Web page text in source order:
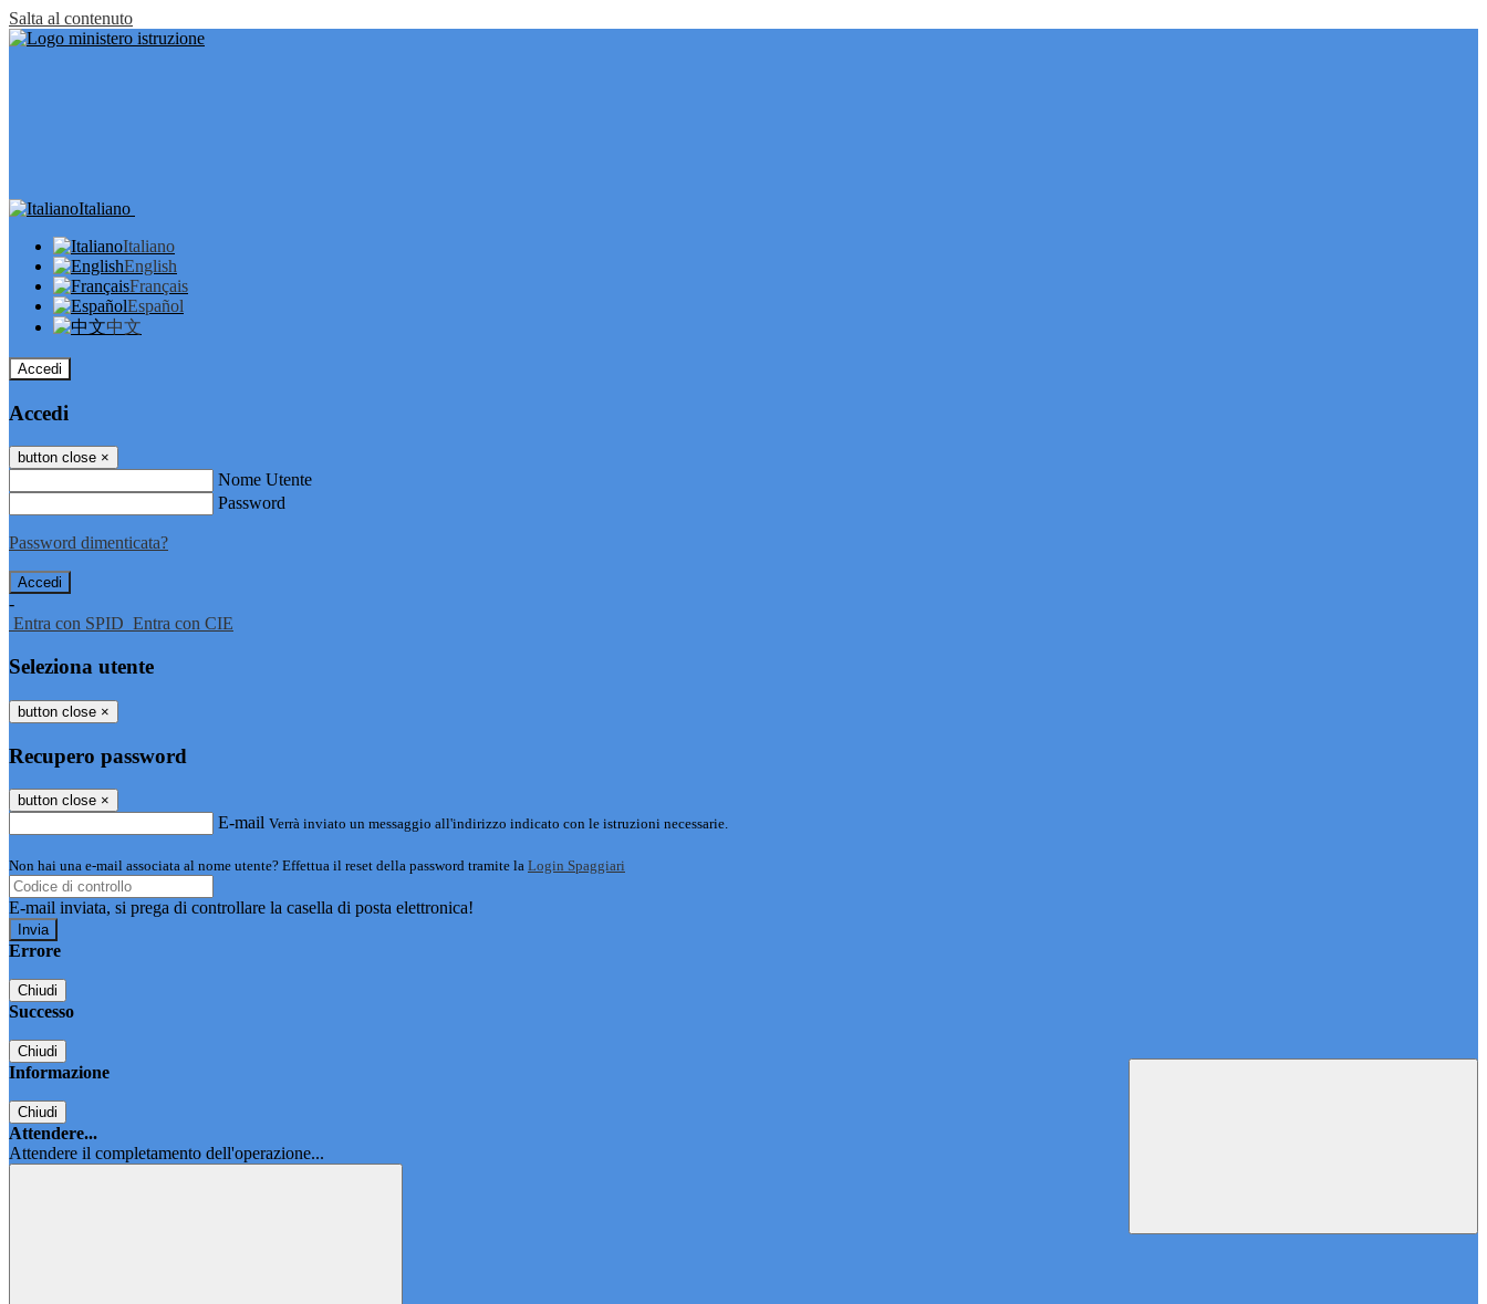
Salta al contenuto
Italiano
Italiano
English
Français
Español
中文
Accedi
Accedi
button close ×
Nome Utente
Password
Password dimenticata?
-
Entra con SPID Entra con CIE
Seleziona utente
button close ×
Recupero password
button close ×
E-mail Verrà inviato un messaggio all'indirizzo indicato con le istruzioni necessarie.
Non hai una e-mail associata al nome utente? Effettua il reset della password tramite la Login Spaggiari
E-mail inviata, si prega di controllare la casella di posta elettronica!
Errore
Chiudi
Successo
Chiudi
Informazione
Chiudi
Attendere...
Attendere il completamento dell'operazione...